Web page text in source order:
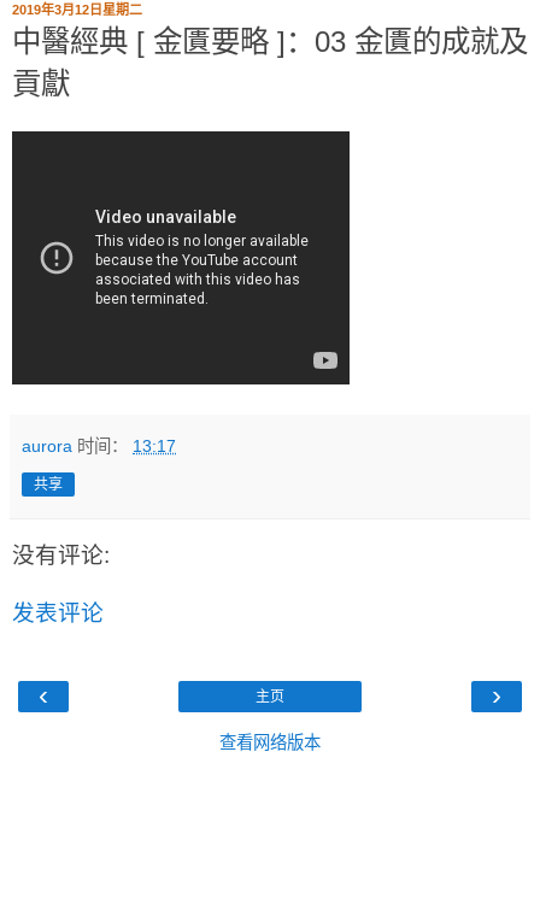
2019年3月12日星期二
中醫經典 [ 金匱要略 ]：03 金匱的成就及
貢獻
aurora 时间： 13:17
共享
没有评论:
发表评论
‹ ›
主页
查看网络版本